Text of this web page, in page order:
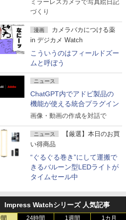
ミラーレスカメラで写真絵日記
づくり
漫画
カメラバカにつける薬
in デジカメ Watch
こういうのはフィールドズー
ムと呼ぼう
ニュース
ChatGPT内でアドビ製品の
機能が使える統合プラグイン
画像・動画の作成を対話で
ニュース
【厳選】本日のお買
い得商品
“ぐるぐる巻き”にして運搬で
きるバルーン型LEDライトが
タイムセール中
Impress Watchシリーズ 人気記事
24時間 1週間 1カ月